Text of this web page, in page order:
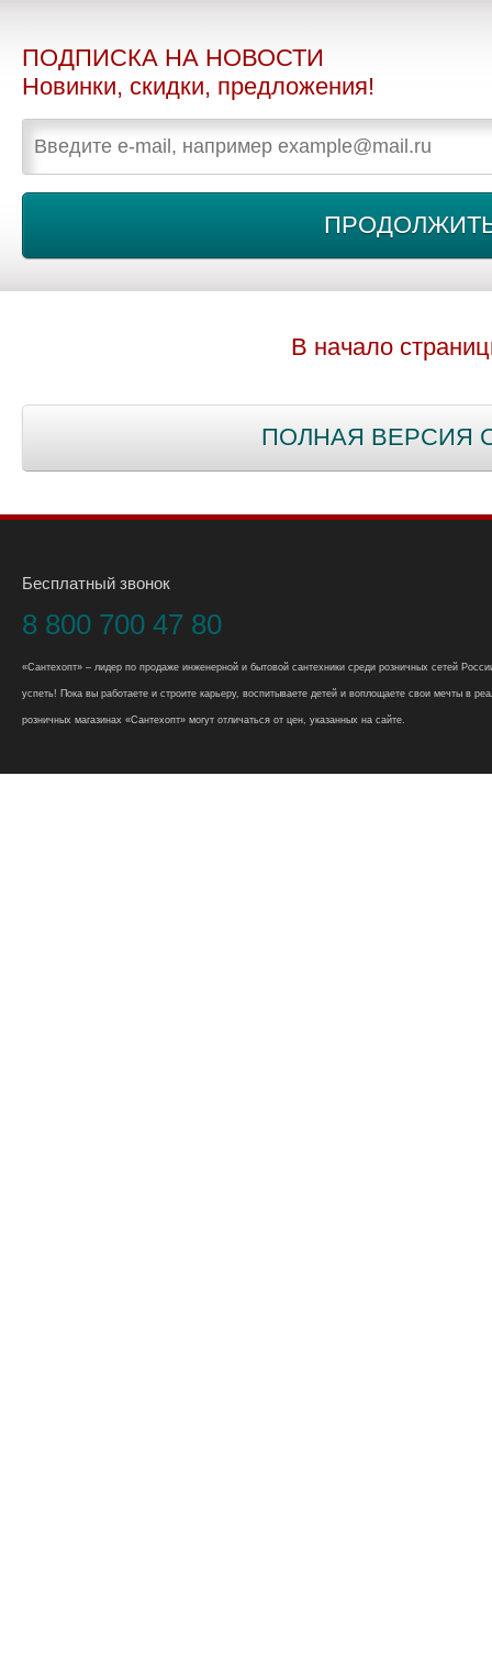
ПОДПИСКА НА НОВОСТИ
Новинки, скидки, предложения!
В начало
ПОЛНАЯ ВЕРСИЯ
Бесплатный звонок
8 800 700 47 80
«Сантехопт» – лидер по продаже инженерной и бытовой сантехники среди розничных сетей
успеть! Пока вы работаете и строите карьеру, воспитываете детей и воплощаете свои мечты в
розничных магазинах «Сантехопт» могут отличаться от цен, указанных на сайте.